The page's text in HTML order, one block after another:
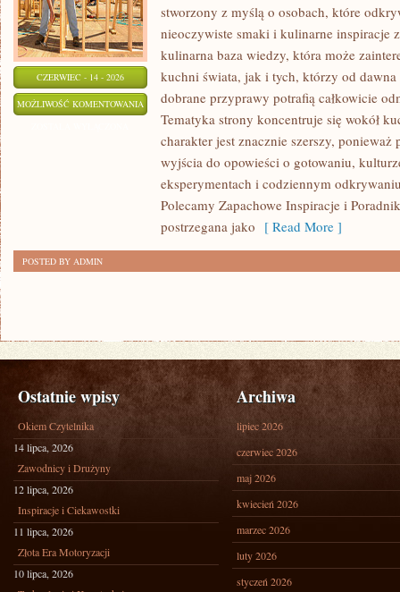
CZERWIEC - 14 - 2026
MOŻLIWOŚĆ KOMENTOWANIA PERFUMY
OKAZJE
stworzony z myślą o osobach, które
nieoczywiste smaki i kulinarne inspiracje
kulinarna baza wiedzy, która może
kuchni świata, jak i tych, którzy od
dobrane przyprawy potrafią całkowicie
Tematyka strony koncentruje się wokół
charakter jest znacznie szerszy,
wyjścia do opowieści o gotowaniu,
eksperymentach i codziennym
Polecamy Zapachowe Inspiracje i
postrzegana jako [ Read More ]
POSTED BY ADMIN
Ostatnie wpisy
Okiem Czytelnika
14 lipca, 2026
Zawodnicy i Drużyny
12 lipca, 2026
Inspiracje i Ciekawostki
11 lipca, 2026
Złota Era Motoryzacji
10 lipca, 2026
Archiwa
lipiec 2026
czerwiec 2026
maj 2026
kwiecień 2026
marzec 2026
luty 2026
styczeń 2026